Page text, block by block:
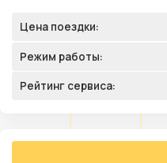
Цена поездки:
Режим работы:
Рейтинг сервиса: